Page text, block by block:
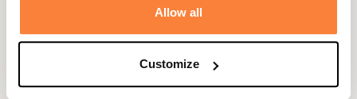
Allow all
Customize
l'usure afin de la conserver de nombreuses années.
Elle possède une doublure intégrale en polaire berbère
qui vous tiendra extrêmement chaud, idéal lorsque les
températures sont négatives. Vous retrouverez aussi un